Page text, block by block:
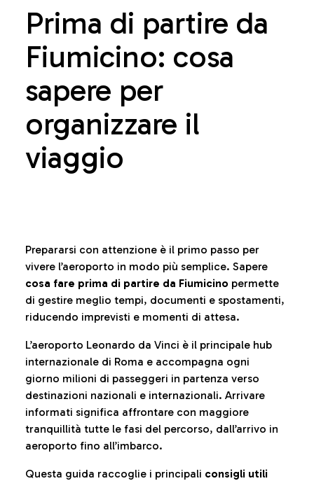
Prima di partire da
Fiumicino: cosa
sapere per
organizzare il
viaggio
Prepararsi con attenzione è il primo passo per
vivere l’aeroporto in modo più semplice. Sapere
cosa fare prima di partire da Fiumicino permette
di gestire meglio tempi, documenti e spostamenti,
riducendo imprevisti e momenti di attesa.
L’aeroporto Leonardo da Vinci è il principale hub
internazionale di Roma e accompagna ogni
giorno milioni di passeggeri in partenza verso
destinazioni nazionali e internazionali. Arrivare
informati significa affrontare con maggiore
tranquillità tutte le fasi del percorso, dall’arrivo in
aeroporto fino all’imbarco.
Questa guida raccoglie i principali consigli utili